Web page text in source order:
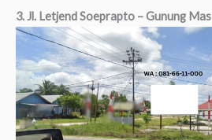
3. Jl. Letjend Soeprapto – Gunung Mas